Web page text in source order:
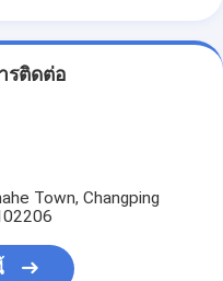
รติดต่อ
Town, Changping